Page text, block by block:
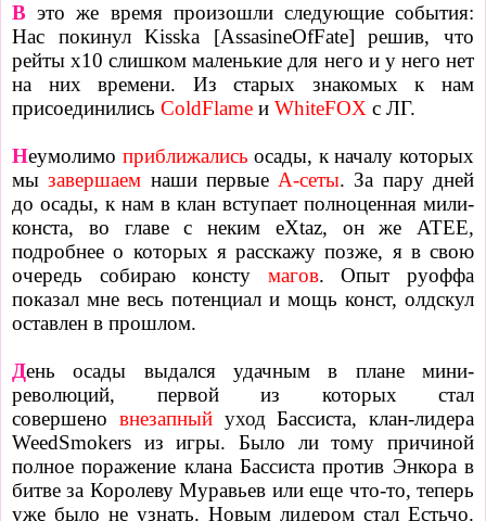
В это же время произошли следующие события:
Нас покинул Kisska [AssasineOfFate] решив, что
рейты х10 слишком маленькие для него и у него нет
на них времени. Из старых знакомых к нам
присоединились ColdFlame и WhiteFOX с ЛГ.
Неумолимо приближались осады, к началу которых
мы завершаем наши первые А-сеты. За пару дней
до осады, к нам в клан вступает полноценная мили-
конста, во главе с неким eXtaz, он же ATEE,
подробнее о которых я расскажу позже, я в свою
очередь собираю консту
магов. Опыт руоффа
показал мне весь потенциал и мощь конст, олдскул
оставлен в прошлом.
День осады выдался удачным в плане мини-
революций, первой из которых стал
совершено внезапныйуход Бассиста, клан-лидера
WeedSmokers из игры. Было ли тому причиной
полное поражение клана Бассиста против Энкора в
битве за Королеву Муравьев или еще что-то, теперь
уже было не узнать. Новым лидером стал Естьчо.